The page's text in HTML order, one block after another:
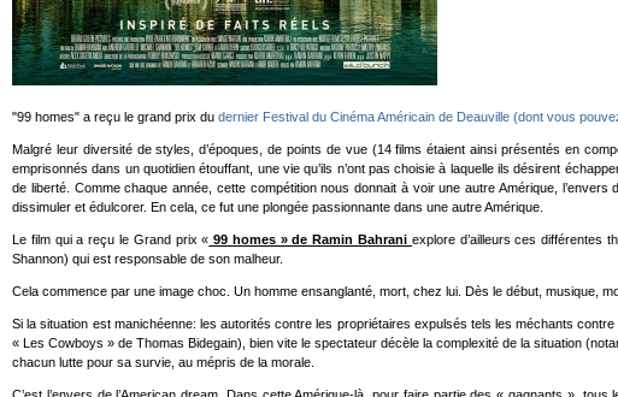
"99 homes" a reçu le grand prix du dernier Festival du Cinéma Américain de Deauville (dont vous
Malgré leur diversité de styles, d’époques, de points de vue (14 films étaient ainsi présentés en
emprisonnés dans un quotidien étouffant, une vie qu’ils n’ont pas choisie à laquelle ils désirent
de liberté. Comme chaque année, cette compétition nous donnait à voir une autre Amérique,
dissimuler et édulcorer. En cela, ce fut une plongée passionnante dans une autre Amérique.
Le film qui a reçu le Grand prix « 99 homes » de Ramin Bahrani explore d’ailleurs ces différentes
Shannon) qui est responsable de son malheur.
Cela commence par une image choc. Un homme ensanglanté, mort, chez lui. Dès le début, musique,
Si la situation est manichéenne: les autorités contre les propriétaires expulsés tels les méchants
« Les Cowboys » de Thomas Bidegain), bien vite le spectateur décèle la complexité de la situation
chacun lutte pour sa survie, au mépris de la morale.